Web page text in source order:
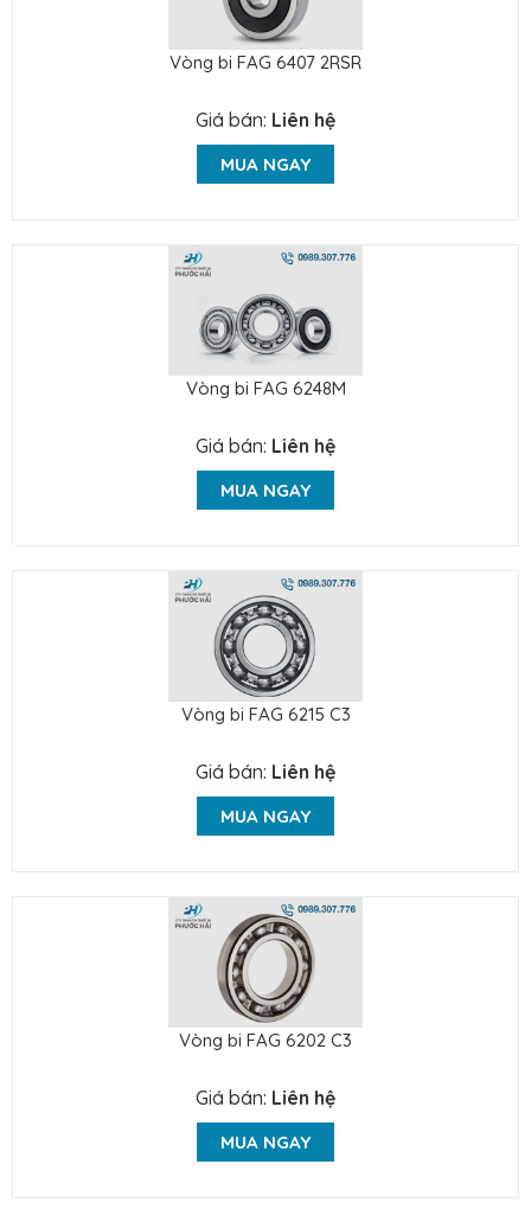
Vòng bi FAG 6407 2RSR
Giá bán: Liên hệ
MUA NGAY
Vòng bi FAG 6248M
Giá bán: Liên hệ
MUA NGAY
Vòng bi FAG 6215 C3
Giá bán: Liên hệ
MUA NGAY
Vòng bi FAG 6202 C3
Giá bán: Liên hệ
MUA NGAY